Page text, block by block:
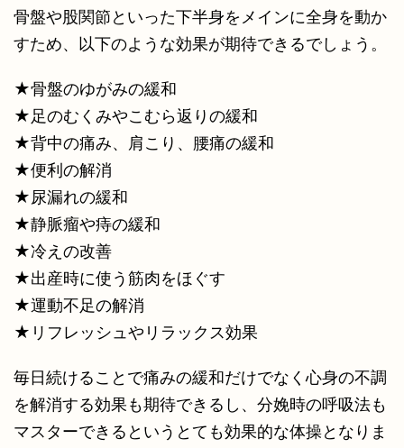
骨盤や股関節といった下半身をメインに全身を動か
すため、以下のような効果が期待できるでしょう。
★骨盤のゆがみの緩和
★足のむくみやこむら返りの緩和
★背中の痛み、肩こり、腰痛の緩和
★便利の解消
★尿漏れの緩和
★静脈瘤や痔の緩和
★冷えの改善
★出産時に使う筋肉をほぐす
★運動不足の解消
★リフレッシュやリラックス効果
毎日続けることで痛みの緩和だけでなく心身の不調
を解消する効果も期待できるし、分娩時の呼吸法も
マスターできるというとても効果的な体操となりま